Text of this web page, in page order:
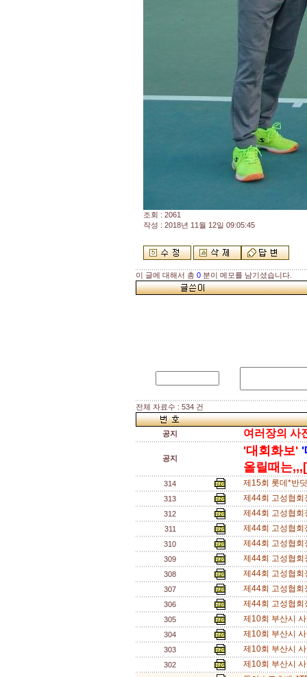
조회 : 2061
작성 : 2018년 11월 12일 09:05:45
이 글에 대해서 총 0 분이 메모를 남기셨습니다.
전체 자료수 : 534 건
공지 여러장의 사
공지
'대회화보' '
올릴때는
314 제15회 롯데*반
313 제44회 고성협
312 제44회 고성협
311 제44회 고성협
310 제44회 고성협
309 제44회 고성협
308 제44회 고성협
307 제44회 고성협
306 제44회 고성협
305 제10회 부산시
304 제10회 부산시
303 제10회 부산시
302 제10회 부산시